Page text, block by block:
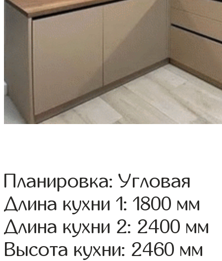
Планировка: Угловая
Длина кухни 1: 1800 мм
Длина кухни 2: 2400 мм
Высота кухни: 2460 мм